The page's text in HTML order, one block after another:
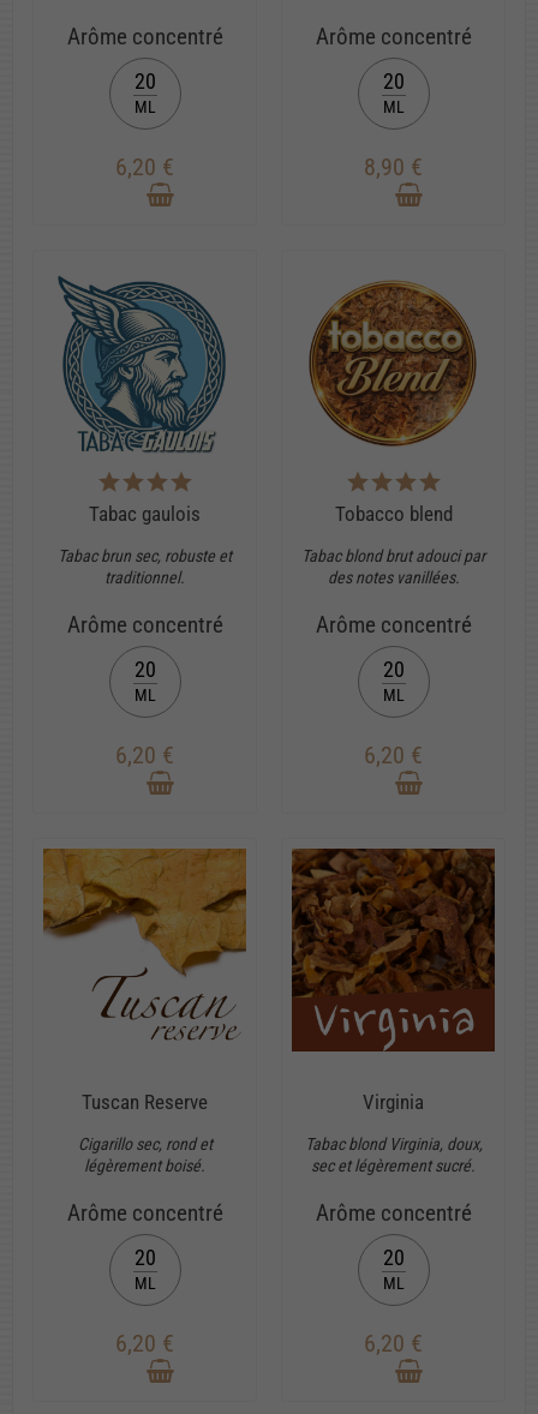
Arôme concentré
20
ML
6,20 €
Arôme concentré
20
ML
8,90 €
Tabac gaulois
Tabac brun sec, robuste et
traditionnel.
Arôme concentré
20
ML
6,20 €
Tobacco blend
Tabac blond brut adouci par
des notes vanillées.
Arôme concentré
20
ML
6,20 €
Tuscan Reserve
Cigarillo sec, rond et
légèrement boisé.
Arôme concentré
20
ML
6,20 €
Virginia
Tabac blond Virginia, doux,
sec et légèrement sucré.
Arôme concentré
20
ML
6,20 €